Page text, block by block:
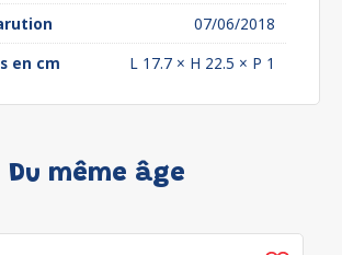
07/06/2018
en cm
L 17.7 × H 22.5 × P 1
Du même âge